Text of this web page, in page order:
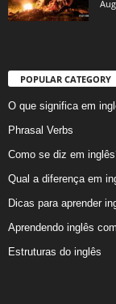
POPULAR CATEGORY
O que significa em
Phrasal Verbs
Como se diz em
Qual a diferença em
Dicas para aprender
Aprendendo inglês
Estruturas do inglês